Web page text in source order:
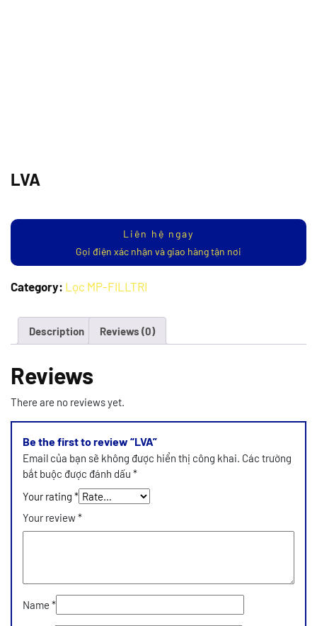
LVA
Liên hệ ngay
Gọi điện xác nhận và giao hàng tận nơi
Category: Lọc MP-FILLTRI
Description Reviews (0)
Reviews
There are no reviews yet.
Be the first to review “LVA”
Email của bạn sẽ không được hiển thị công khai. Các trường
bắt buộc được đánh dấu *
Your rating *
Your review*
Name *